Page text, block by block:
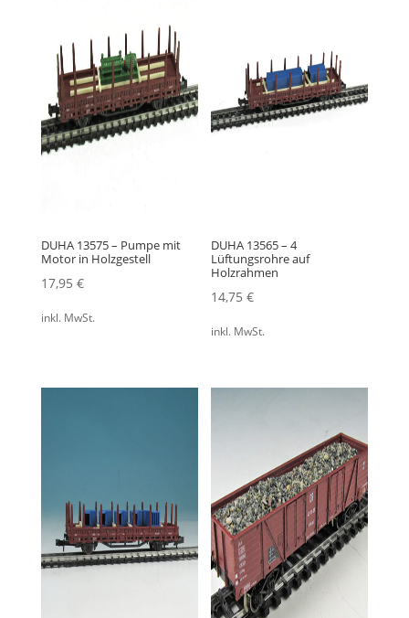
DUHA 13575 – Pumpe mit
Motor in Holzgestell
17,95 €
inkl. MwSt.
DUHA 13565 – 4
Lüftungsrohre auf
Holzrahmen
14,75€
inkl. MwSt.